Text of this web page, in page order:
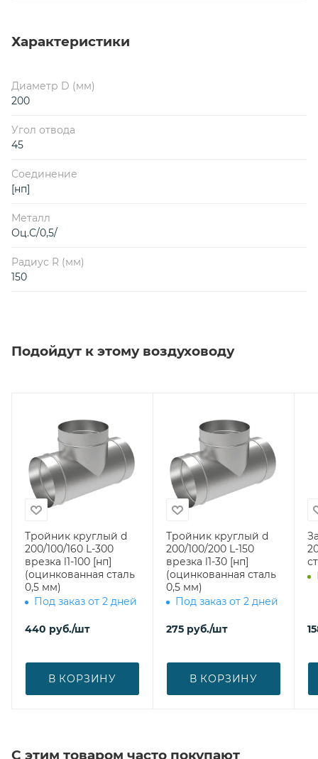
Характеристики
Диаметр D (мм)
200
Угол отвода
45
Соединение
[нп]
Металл
Оц.С/0,5/
Радиус R (мм)
150
Подойдут к этому воздуховоду
Тройник круглый d
200/100/160 L-300
врезка l1-100 [нп]
(оцинкованная сталь
0,5 мм)
Под заказ от 2 дней
440 руб./шт
В КОРЗИНУ
Тройник круглый d
200/100/200 L-150
врезка l1-30 [нп]
(оцинкованная сталь
0,5 мм)
Под заказ от 2 дней
275 руб./шт
В КОРЗИНУ
200
С этим товаром часто покупают